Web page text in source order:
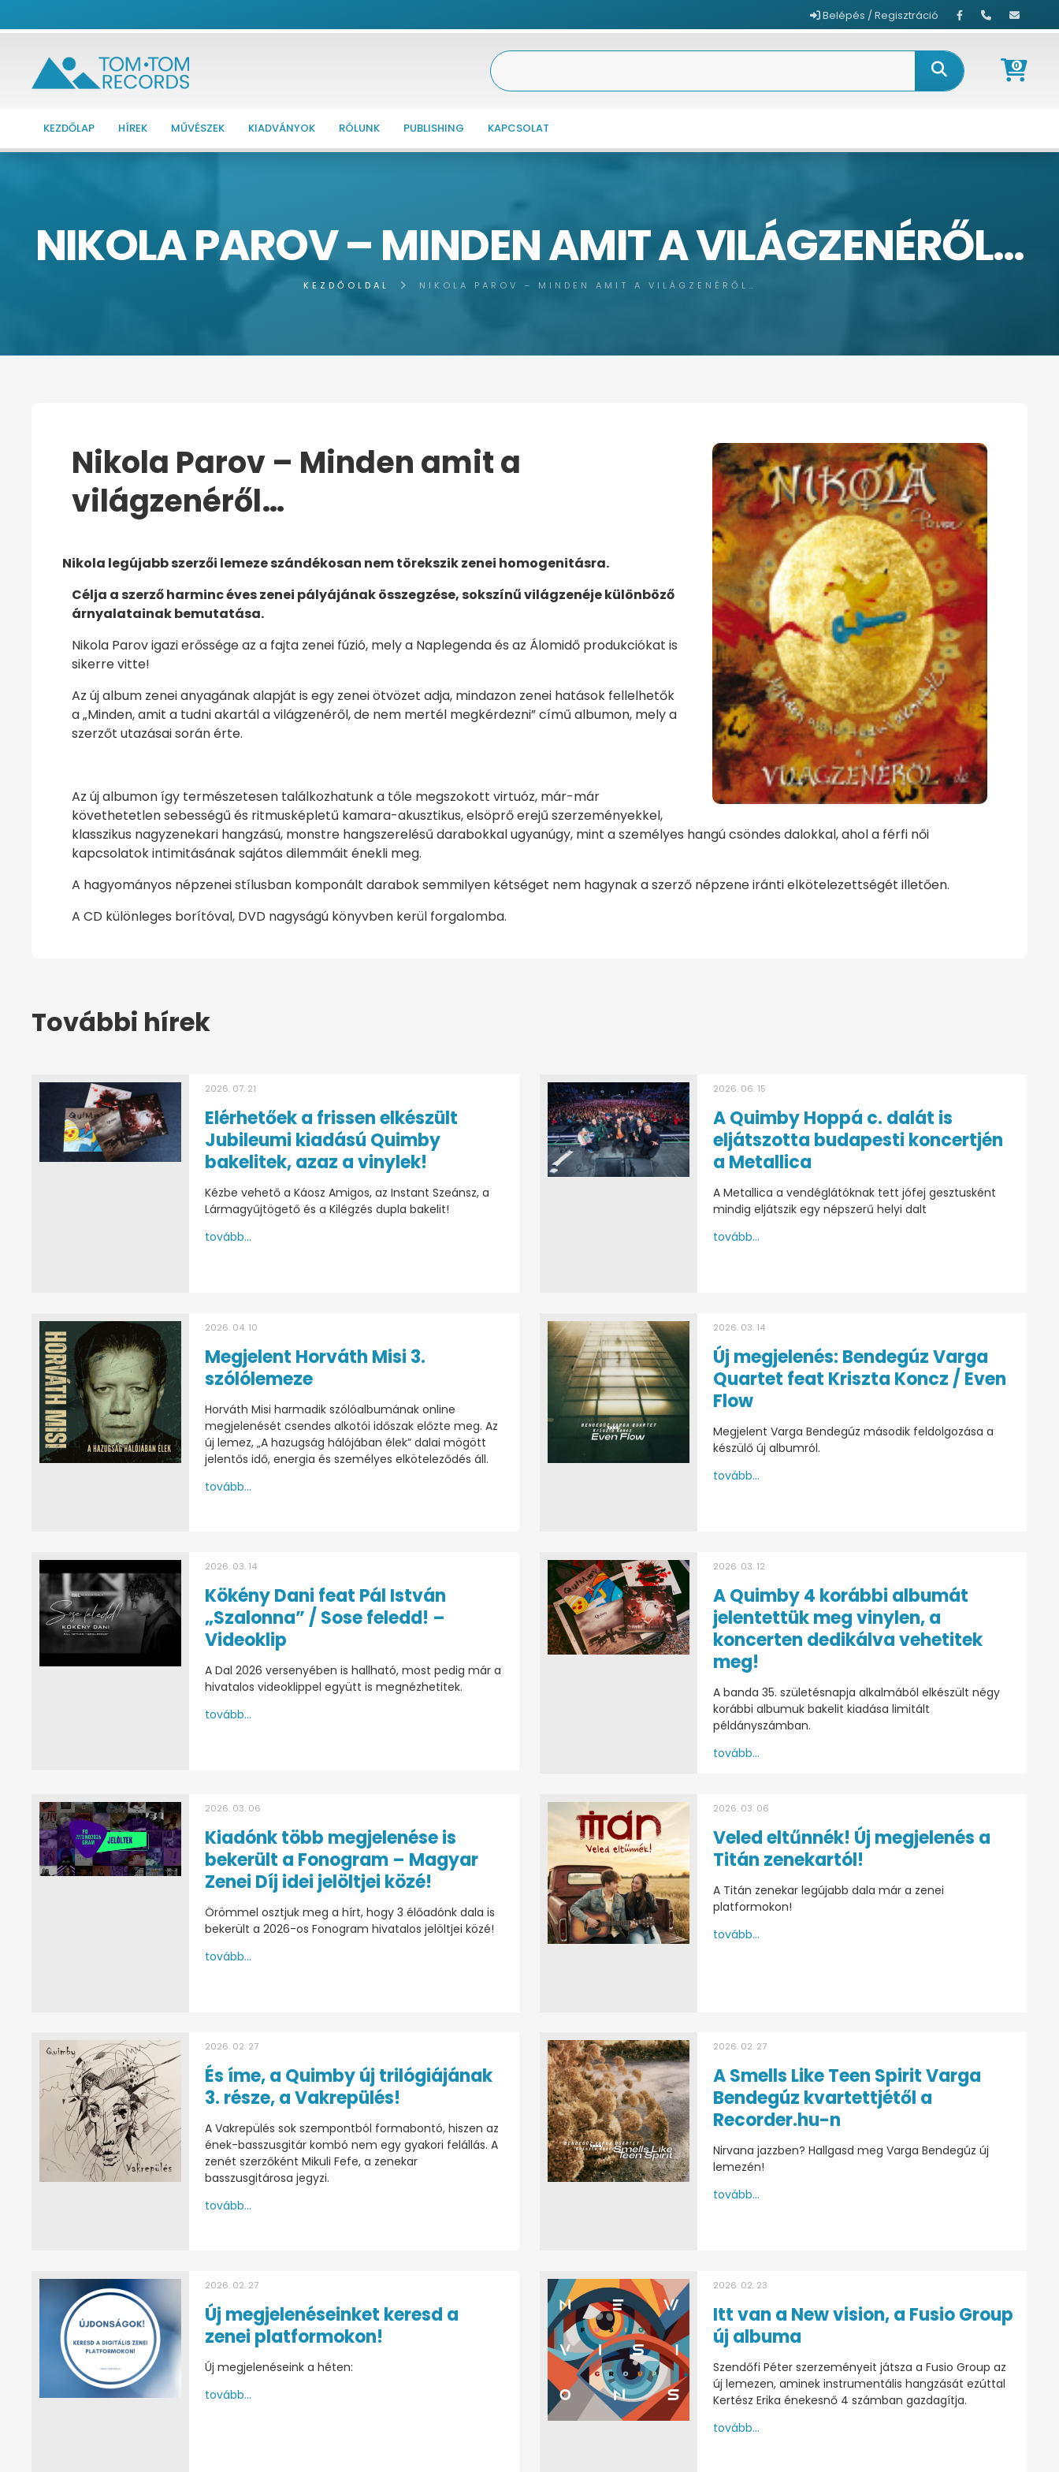
Belépés / Regisztráció
0
KEZDŐLAP HÍREK MŰVÉSZEK KIADVÁNYOK RÓLUNK PUBLISHING KAPCSOLAT
NIKOLA PAROV – MINDEN AMIT A VILÁGZENÉRŐL…
KEZDŐOLDAL NIKOLA PAROV – MINDEN AMIT A VILÁGZENÉRŐL…
Nikola Parov – Minden amit a
világzenéről…
Nikola legújabb szerzői lemeze szándékosan nem törekszik zenei homogenitásra.
Célja a szerző harminc éves zenei pályájának összegzése, sokszínű világzenéje különböző
árnyalatainak bemutatása.
Nikola Parov igazi erőssége az a fajta zenei fúzió, mely a Naplegenda és az Álomidő produkciókat is
sikerre vitte!
Az új album zenei anyagának alapját is egy zenei ötvözet adja, mindazon zenei hatások fellelhetők
a „Minden, amit a tudni akartál a világzenéről, de nem mertél megkérdezni” című albumon, mely a
szerzőt utazásai során érte.
Az új albumon így természetesen találkozhatunk a tőle megszokott virtuóz, már-már
követhetetlen sebességű és ritmusképletű kamara-akusztikus, elsöprő erejű szerzeményekkel,
klasszikus nagyzenekari hangzású, monstre hangszerelésű darabokkal ugyanúgy, mint a személyes hangú csöndes dalokkal, ahol a férfi női
kapcsolatok intimitásának sajátos dilemmáit énekli meg.
A hagyományos népzenei stílusban komponált darabok semmilyen kétséget nem hagynak a szerző népzene iránti elkötelezettségét illetően.
A CD különleges borítóval, DVD nagyságú könyvben kerül forgalomba.
További hírek
2026. 07. 21
Elérhetőek a frissen elkészült
Jubileumi kiadású Quimby
bakelitek, azaz a vinylek!
Kézbe vehető a Káosz Amigos, az Instant Szeánsz, a
Lármagyűjtögető és a Kilégzés dupla bakelit!
tovább...
2026. 06. 15
A Quimby Hoppá c. dalát is
eljátszotta budapesti koncertjén
a Metallica
A Metallica a vendéglátóknak tett jófej gesztusként
mindig eljátszik egy népszerű helyi dalt
tovább...
2026. 04. 10
Megjelent Horváth Misi 3.
szólólemeze
Horváth Misi harmadik szólóalbumának online
megjelenését csendes alkotói időszak előzte meg. Az
új lemez, „A hazugság hálójában élek” dalai mögött
jelentős idő, energia és személyes elköteleződés áll.
tovább...
2026. 03. 14
Új megjelenés: Bendegúz Varga
Quartet feat Kriszta Koncz / Even
Flow
Megjelent Varga Bendegúz második feldolgozása a
készülő új albumról.
tovább...
2026. 03. 14
Kökény Dani feat Pál István
„Szalonna” / Sose feledd! –
Videoklip
A Dal 2026 versenyében is hallható, most pedig már a
hivatalos videoklippel együtt is megnézhetitek.
tovább...
2026. 03. 12
A Quimby 4 korábbi albumát
jelentettük meg vinylen, a
koncerten dedikálva vehetitek
meg!
A banda 35. születésnapja alkalmából elkészült négy
korábbi albumuk bakelit kiadása limitált
példányszámban.
tovább...
2026. 03. 06
Kiadónk több megjelenése is
bekerült a Fonogram – Magyar
Zenei Díj idei jelöltjei közé!
Örömmel osztjuk meg a hírt, hogy 3 élőadónk dala is
bekerült a 2026-os Fonogram hivatalos jelöltjei közé!
tovább...
2026. 03. 06
Veled eltűnnék! Új megjelenés a
Titán zenekartól!
A Titán zenekar legújabb dala már a zenei
platformokon!
tovább...
2026. 02. 27
És íme, a Quimby új trilógiájának
3. része, a Vakrepülés!
A Vakrepülés sok szempontból formabontó, hiszen az
ének-basszusgitár kombó nem egy gyakori felállás. A
zenét szerzőként Mikuli Fefe, a zenekar
basszusgitárosa jegyzi.
tovább...
2026. 02. 27
A Smells Like Teen Spirit Varga
Bendegúz kvartettjétől a
Recorder.hu-n
Nirvana jazzben? Hallgasd meg Varga Bendegúz új
lemezén!
tovább...
2026. 02. 27
Új megjelenéseinket keresd a
zenei platformokon!
Új megjelenéseink a héten:
tovább...
2026. 02. 23
Itt van a New vision, a Fusio Group
új albuma
Szendőfi Péter szerzeményeit játsza a Fusio Group az
új lemezen, aminek instrumentális hangzását ezúttal
Kertész Erika énekesnő 4 számban gazdagítja.
tovább...